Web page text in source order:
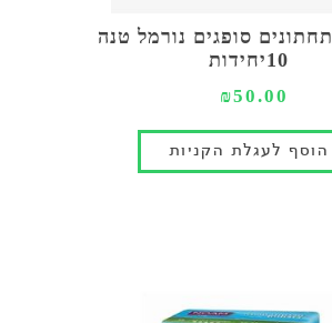
TENA תחתונים סופגים נורמל טנה
10יחידות
₪50.00